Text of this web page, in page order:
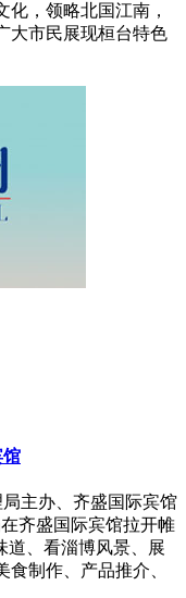
化，领略北国江南，
大市民展现桓台特色
馆
主办、齐盛国际宾馆
齐盛国际宾馆拉开帷
道、看淄博风景、展
制作、产品推介、